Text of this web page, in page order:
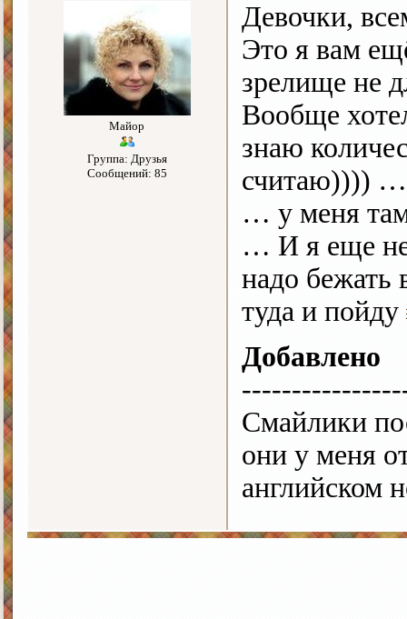
Майор
Группа: Друзья
Сообщений: 85
Девочки,
Это я вам
зрелище не
Вообще
знаю
считаю)))) …
… у меня
… И я еще не
надо
туда и пойду
Добавлено
Смайлики
они у меня
английском